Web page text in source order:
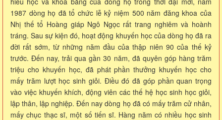
1987 dòng họ đã tổ chức lễ kỷ niệm 500 năm đăng khoa của
Nhị thế tổ Hoàng giáp Ngô Ngọc rất trang nghiêm và hoành
tráng. Sau sự kiện đó, hoạt động khuyến học của dòng họ đã ra
đời rất sớm, từ những năm đầu của thập niên 90 của thế kỷ
trước. Đến nay, trải qua gần 30 năm, đã quyên góp hàng trăm
triệu cho khuyến học, đã phát phần thưởng khuyến học cho
mấy trăm lượt học sinh giỏi. Điều đó đã góp phần quan trọng
vào việc khuyến khích, động viên các thế hệ học sinh học giỏi,
lập thân, lập nghiệp. Đến nay dòng họ đã có mấy trăm cử nhân,
mấy chục thạc sĩ, một số tiến sĩ. Hàng năm có nhiều học sinh